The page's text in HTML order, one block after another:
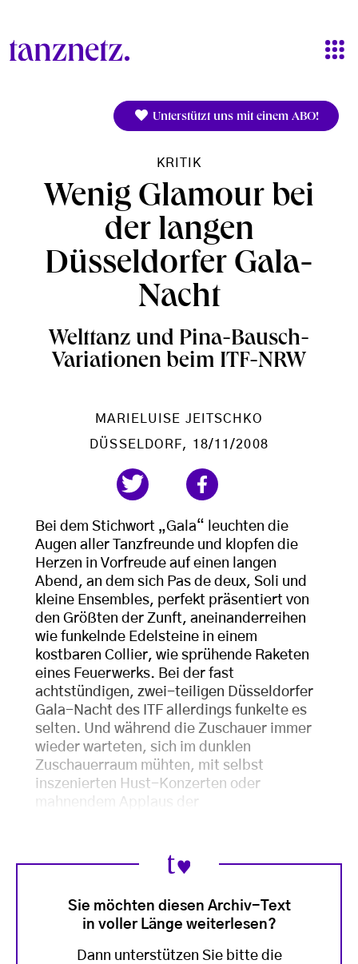
Unterstützt uns mit einem ABO!
KRITIK
Wenig Glamour bei
der langen
Düsseldorfer Gala-
Nacht
Welttanz und Pina-Bausch-
Variationen beim ITF-NRW
MARIELUISE JEITSCHKO
DÜSSELDORF, 18/11/2008
Bei dem Stichwort „Gala“ leuchten die
Augen aller Tanzfreunde und klopfen die
Herzen in Vorfreude auf einen langen
Abend, an dem sich Pas de deux, Soli und
kleine Ensembles, perfekt präsentiert von
den Größten der Zunft, aneinanderreihen
wie funkelnde Edelsteine in einem
kostbaren Collier, wie sprühende Raketen
eines Feuerwerks. Bei der fast
achtstündigen, zwei-teiligen Düsseldorfer
Gala-Nacht des ITF allerdings funkelte es
selten. Und während die Zuschauer immer
wieder warteten, sich im dunklen
Zuschauerraum mühten, mit selbst
inszenierten Hust-Konzerten oder
mahnendem Applaus der
Sie möchten diesen Archiv-Text
in voller Länge weiterlesen?
Dann unterstützen Sie bitte die